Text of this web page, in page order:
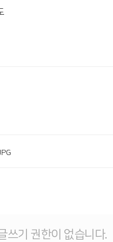
쓰기 권한이 없습니다.